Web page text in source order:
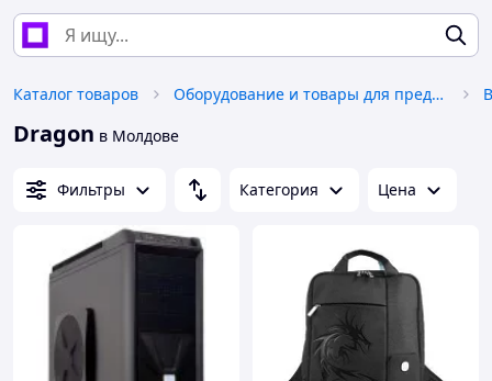
Каталог товаров Оборудование и товары для предоставления услуг
Dragon в Молдове
Фильтры Категория Цена